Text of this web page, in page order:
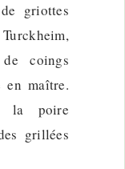
griottes
coings
en maître.
la poire
grillées